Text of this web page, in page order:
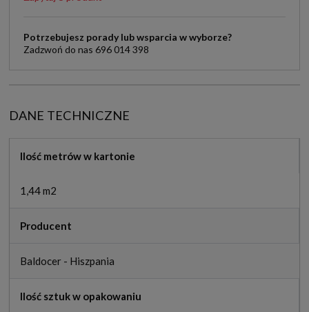
Potrzebujesz porady lub wsparcia w wyborze?
Zadzwoń do nas 696 014 398
DANE TECHNICZNE
Ilość metrów w kartonie
1,44 m2
Producent
Baldocer - Hiszpania
Ilość sztuk w opakowaniu